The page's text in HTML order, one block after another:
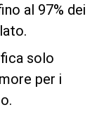
al 97% dei
solo
per i